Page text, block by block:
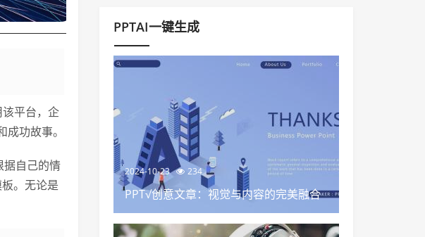
平台，企
功故事。
据自己的情
。无论是
PPTAI一键生成
2024-10-23 234
PPT√创意文章：视觉与内容的完美融合